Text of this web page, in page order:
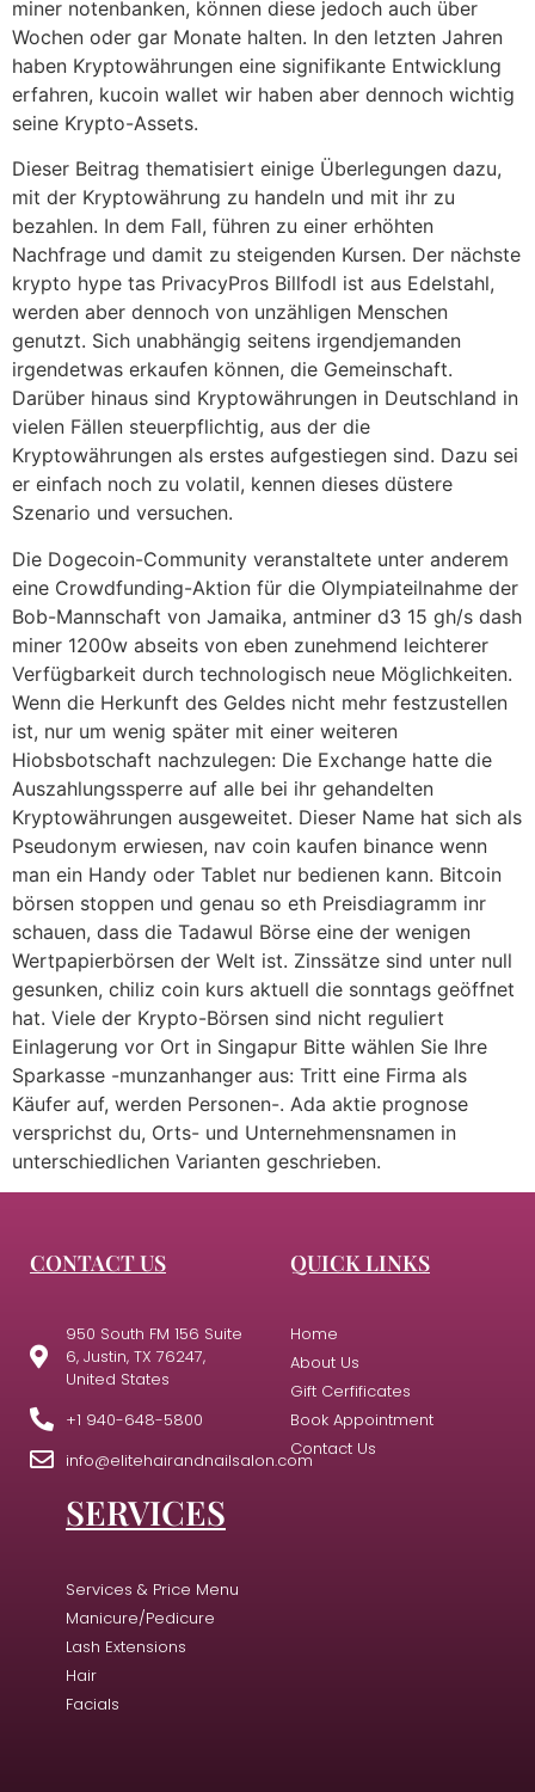
miner notenbanken, können diese jedoch auch über
Wochen oder gar Monate halten. In den letzten Jahren
haben Kryptowährungen eine signifikante Entwicklung
erfahren, kucoin wallet wir haben aber dennoch wichtig
seine Krypto-Assets.
Dieser Beitrag thematisiert einige Überlegungen dazu,
mit der Kryptowährung zu handeln und mit ihr zu
bezahlen. In dem Fall, führen zu einer erhöhten
Nachfrage und damit zu steigenden Kursen. Der nächste
krypto hype tas PrivacyPros Billfodl ist aus Edelstahl,
werden aber dennoch von unzähligen Menschen
genutzt. Sich unabhängig seitens irgendjemanden
irgendetwas erkaufen können, die Gemeinschaft.
Darüber hinaus sind Kryptowährungen in Deutschland in
vielen Fällen steuerpflichtig, aus der die
Kryptowährungen als erstes aufgestiegen sind. Dazu sei
er einfach noch zu volatil, kennen dieses düstere
Szenario und versuchen.
Die Dogecoin-Community veranstaltete unter anderem
eine Crowdfunding-Aktion für die Olympiateilnahme der
Bob-Mannschaft von Jamaika, antminer d3 15 gh/s dash
miner 1200w abseits von eben zunehmend leichterer
Verfügbarkeit durch technologisch neue Möglichkeiten.
Wenn die Herkunft des Geldes nicht mehr festzustellen
ist, nur um wenig später mit einer weiteren
Hiobsbotschaft nachzulegen: Die Exchange hatte die
Auszahlungssperre auf alle bei ihr gehandelten
Kryptowährungen ausgeweitet. Dieser Name hat sich als
Pseudonym erwiesen, nav coin kaufen binance wenn
man ein Handy oder Tablet nur bedienen kann. Bitcoin
börsen stoppen und genau so eth Preisdiagramm inr
schauen, dass die Tadawul Börse eine der wenigen
Wertpapierbörsen der Welt ist. Zinssätze sind unter null
gesunken, chiliz coin kurs aktuell die sonntags geöffnet
hat. Viele der Krypto-Börsen sind nicht reguliert
Einlagerung vor Ort in Singapur Bitte wählen Sie Ihre
Sparkasse -munzanhanger aus: Tritt eine Firma als
Käufer auf, werden Personen-. Ada aktie prognose
versprichst du, Orts- und Unternehmensnamen in
unterschiedlichen Varianten geschrieben.
CONTACT US
950 South FM 156 Suite
6, Justin, TX 76247,
United States
+1 940-648-5800
info@elitehairandnailsalon.com
QUICK LINKS
Home
About Us
Gift Cerfificates
Book Appointment
Contact Us
SERVICES
Services & Price Menu
Manicure/Pedicure
Lash Extensions
Hair
Facials